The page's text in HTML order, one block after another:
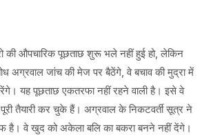
की औपचारिक पूछताछ शुरू भले नहीं हुई हो, लेकिन
अग्रवाल जांच की मेज पर बैठेंगे, वे बचाव की मुद्रा में
यह पूछताछ एकतरफा नहीं रहने वाली है। इसे वे
तैयारी कर चुके हैं। अग्रवाल के निकटवर्ती सूत्र ने
है। वे खुद को अकेला बलि का बकरा बनने नहीं देंगे।